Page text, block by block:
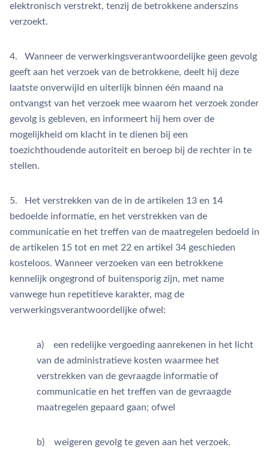
elektronisch verstrekt, tenzij de betrokkene anderszins
verzoekt.
4. Wanneer de verwerkingsverantwoordelijke geen gevolg
geeft aan het verzoek van de betrokkene, deelt hij deze
laatste onverwijld en uiterlijk binnen één maand na
ontvangst van het verzoek mee waarom het verzoek zonder
gevolg is gebleven, en informeert hij hem over de
mogelijkheid om klacht in te dienen bij een
toezichthoudende autoriteit en beroep bij de rechter in te
stellen.
5. Het verstrekken van de in de artikelen 13 en 14
bedoelde informatie, en het verstrekken van de
communicatie en het treffen van de maatregelen bedoeld in
de artikelen 15 tot en met 22 en artikel 34 geschieden
kosteloos. Wanneer verzoeken van een betrokkene
kennelijk ongegrond of buitensporig zijn, met name
vanwege hun repetitieve karakter, mag de
verwerkingsverantwoordelijke ofwel:
a) een redelijke vergoeding aanrekenen in het licht
van de administratieve kosten waarmee het
verstrekken van de gevraagde informatie of
communicatie en het treffen van de gevraagde
maatregelen gepaard gaan; ofwel
b) weigeren gevolg te geven aan het verzoek.